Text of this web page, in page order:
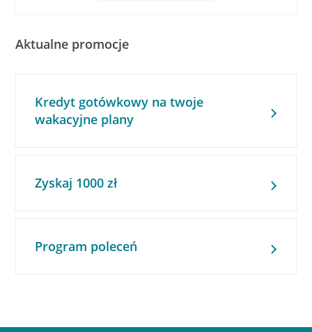
Aktualne promocje
Kredyt gotówkowy na twoje
wakacyjne plany
Zyskaj 1000 zł
Program poleceń